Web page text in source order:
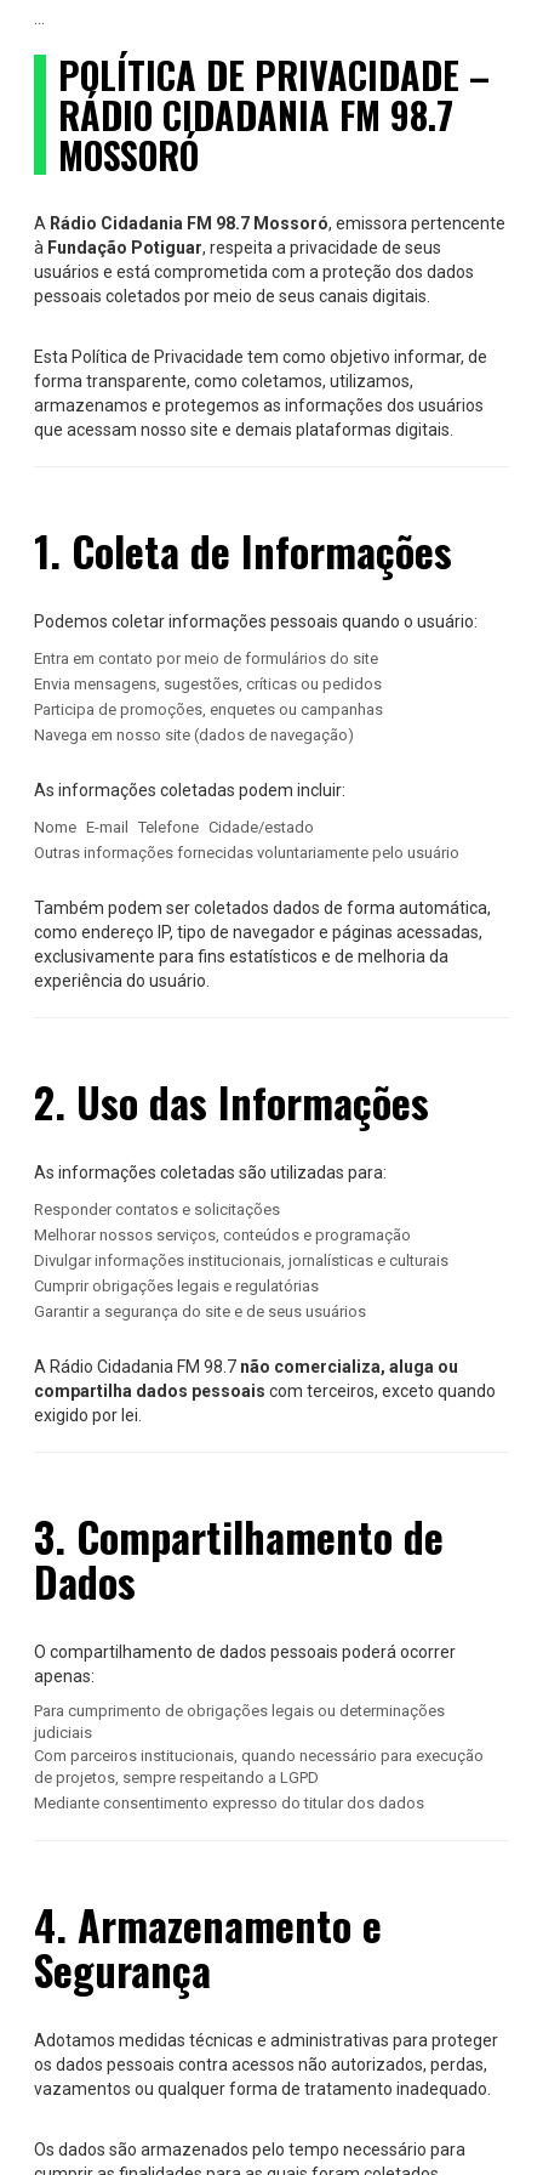
POLÍTICA DE PRIVACIDADE –
RÁDIO CIDADANIA FM 98.7
MOSSORÓ
A Rádio Cidadania FM 98.7 Mossoró, emissora pertencente
à Fundação Potiguar, respeita a privacidade de seus
usuários e está comprometida com a proteção dos dados
pessoais coletados por meio de seus canais digitais.
Esta Política de Privacidade tem como objetivo informar, de
forma transparente, como coletamos, utilizamos,
armazenamos e protegemos as informações dos usuários
que acessam nosso site e demais plataformas digitais.
1. Coleta de Informações
Podemos coletar informações pessoais quando o usuário:
Entra em contato por meio de formulários do site
Envia mensagens, sugestões, críticas ou pedidos
Participa de promoções, enquetes ou campanhas
Navega em nosso site (dados de navegação)
As informações coletadas podem incluir:
Nome E-mail Telefone Cidade/estado
Outras informações fornecidas voluntariamente pelo usuário
Também podem ser coletados dados de forma automática,
como endereço IP, tipo de navegador e páginas acessadas,
exclusivamente para fins estatísticos e de melhoria da
experiência do usuário.
2. Uso das Informações
As informações coletadas são utilizadas para:
Responder contatos e solicitações
Melhorar nossos serviços, conteúdos e programação
Divulgar informações institucionais, jornalísticas e culturais
Cumprir obrigações legais e regulatórias
Garantir a segurança do site e de seus usuários
A Rádio Cidadania FM 98.7 não comercializa, aluga ou
compartilha dados pessoais com terceiros, exceto quando
exigido por lei.
3. Compartilhamento de
Dados
O compartilhamento de dados pessoais poderá ocorrer
apenas:
Para cumprimento de obrigações legais ou determinações
judiciais
Com parceiros institucionais, quando necessário para execução
de projetos, sempre respeitando a LGPD
Mediante consentimento expresso do titular dos dados
4. Armazenamento e
Segurança
Adotamos medidas técnicas e administrativas para proteger
os dados pessoais contra acessos não autorizados, perdas,
vazamentos ou qualquer forma de tratamento inadequado.
Os dados são armazenados pelo tempo necessário para